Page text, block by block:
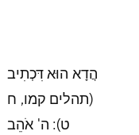
הֲדָא הוּא דִּכְתִיב
(תהלים קמו, ח
ט): ה' אֹהֵב